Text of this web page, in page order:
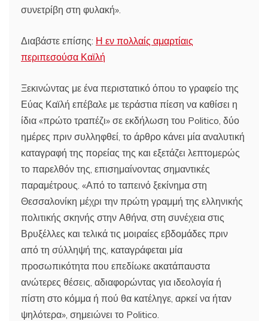
συνετρίβη στη φυλακή».
Διαβάστε επίσης: Η εν πολλαίς αμαρτίαις
περιπεσούσα Καϊλή
Ξεκινώντας με ένα περιστατικό όπου το γραφείο της
Εύας Καϊλή επέβαλε με τεράστια πίεση να καθίσει η
ίδια «πρώτο τραπέζι» σε εκδήλωση του Politico, δύο
ημέρες πριν συλληφθεί, το άρθρο κάνει μία αναλυτική
καταγραφή της πορείας της και εξετάζει λεπτομερώς
το παρελθόν της, επισημαίνοντας σημαντικές
παραμέτρους. «Από το ταπεινό ξεκίνημα στη
Θεσσαλονίκη μέχρι την πρώτη γραμμή της ελληνικής
πολιτικής σκηνής στην Αθήνα, στη συνέχεια στις
Βρυξέλλες και τελικά τις μοιραίες εβδομάδες πριν
από τη σύλληψή της, καταγράφεται μία
προσωπικότητα που επεδίωκε ακατάπαυστα
ανώτερες θέσεις, αδιαφορώντας για ιδεολογία ή
πίστη στο κόμμα ή πού θα κατέληγε, αρκεί να ήταν
ψηλότερα», σημειώνει το Politico.